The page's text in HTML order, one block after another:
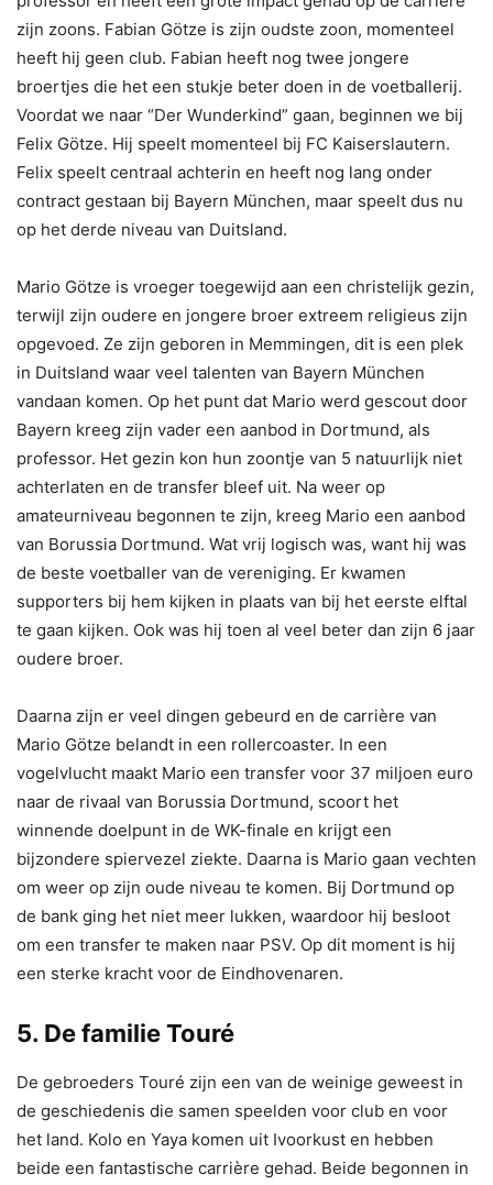
zijn zoons. Fabian Götze is zijn oudste zoon, momenteel
heeft hij geen club. Fabian heeft nog twee jongere
broertjes die het een stukje beter doen in de voetballerij.
Voordat we naar “Der Wunderkind” gaan, beginnen we bij
Felix Götze. Hij speelt momenteel bij FC Kaiserslautern.
Felix speelt centraal achterin en heeft nog lang onder
contract gestaan bij Bayern München, maar speelt dus nu
op het derde niveau van Duitsland.
Mario Götze is vroeger toegewijd aan een christelijk gezin,
terwijl zijn oudere en jongere broer extreem religieus zijn
opgevoed. Ze zijn geboren in Memmingen, dit is een plek
in Duitsland waar veel talenten van Bayern München
vandaan komen. Op het punt dat Mario werd gescout door
Bayern kreeg zijn vader een aanbod in Dortmund, als
professor. Het gezin kon hun zoontje van 5 natuurlijk niet
achterlaten en de transfer bleef uit. Na weer op
amateurniveau begonnen te zijn, kreeg Mario een aanbod
van Borussia Dortmund. Wat vrij logisch was, want hij was
de beste voetballer van de vereniging. Er kwamen
supporters bij hem kijken in plaats van bij het eerste elftal
te gaan kijken. Ook was hij toen al veel beter dan zijn 6 jaar
oudere broer.
Daarna zijn er veel dingen gebeurd en de carrière van
Mario Götze belandt in een rollercoaster. In een
vogelvlucht maakt Mario een transfer voor 37 miljoen euro
naar de rivaal van Borussia Dortmund, scoort het
winnende doelpunt in de WK-finale en krijgt een
bijzondere spiervezel ziekte. Daarna is Mario gaan vechten
om weer op zijn oude niveau te komen. Bij Dortmund op
de bank ging het niet meer lukken, waardoor hij besloot
om een transfer te maken naar PSV. Op dit moment is hij
een sterke kracht voor de Eindhovenaren.
5. De familie Touré
De gebroeders Touré zijn een van de weinige geweest in
de geschiedenis die samen speelden voor club en voor
het land. Kolo en Yaya komen uit Ivoorkust en hebben
beide een fantastische carrière gehad. Beide begonnen in